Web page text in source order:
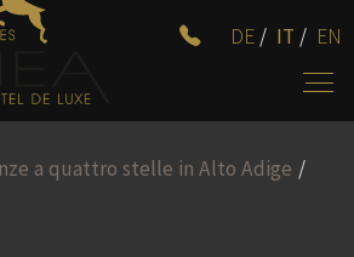
DE/ IT / EN
a quattro stelle in Alto Adige /